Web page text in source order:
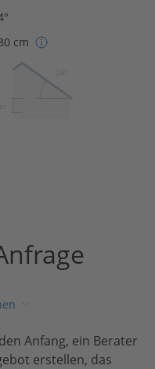
cm
Anfang, ein Berater
erstellen, das